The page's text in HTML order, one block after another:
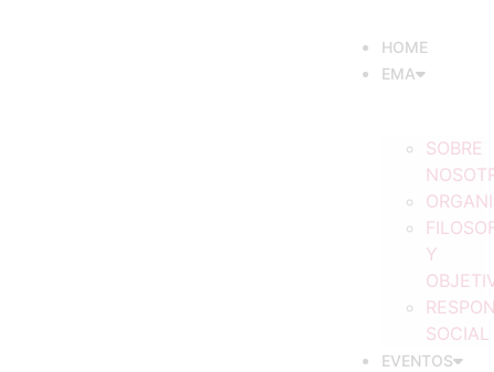
HOME
EMA
SOBRE
Y
SOCIAL
EVENTOS